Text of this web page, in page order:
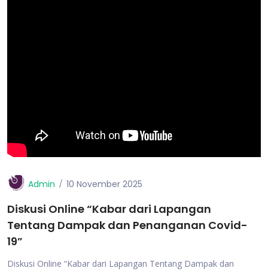
Admin 10 November 2025
Diskusi Online “Kabar dari Lapangan
Tentang Dampak dan Penanganan Covid-
19”
Diskusi Online “Kabar dari Lapangan Tentang Dampak dan